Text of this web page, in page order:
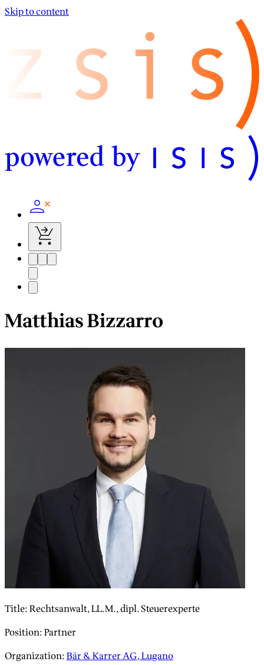
Skip to content
Matthias Bizzarro
Title:Rechtsanwalt, LL.M., dipl. Steuerexperte
Position:Partner
Organization:Bär & Karrer AG, Lugano